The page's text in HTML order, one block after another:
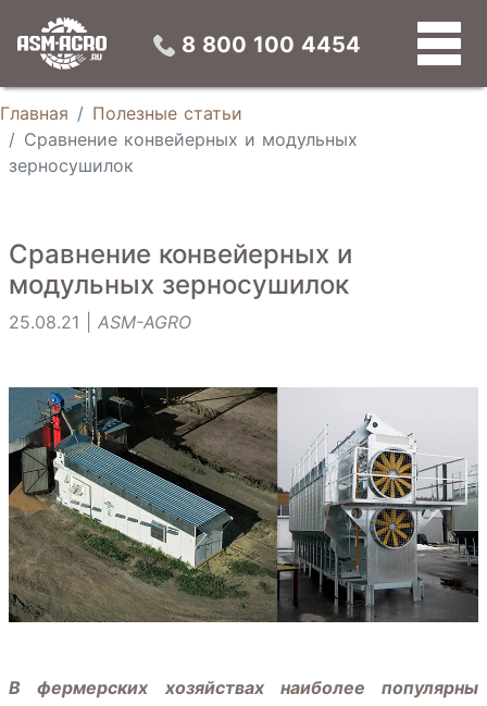
8 800 100 4454
Главная
Полезные статьи
Сравнение конвейерных и модульных
зерносушилок
Сравнение конвейерных и
модульных зерносушилок
25.08.21 | ASM-AGRO
В фермерских хозяйствах наиболее популярны